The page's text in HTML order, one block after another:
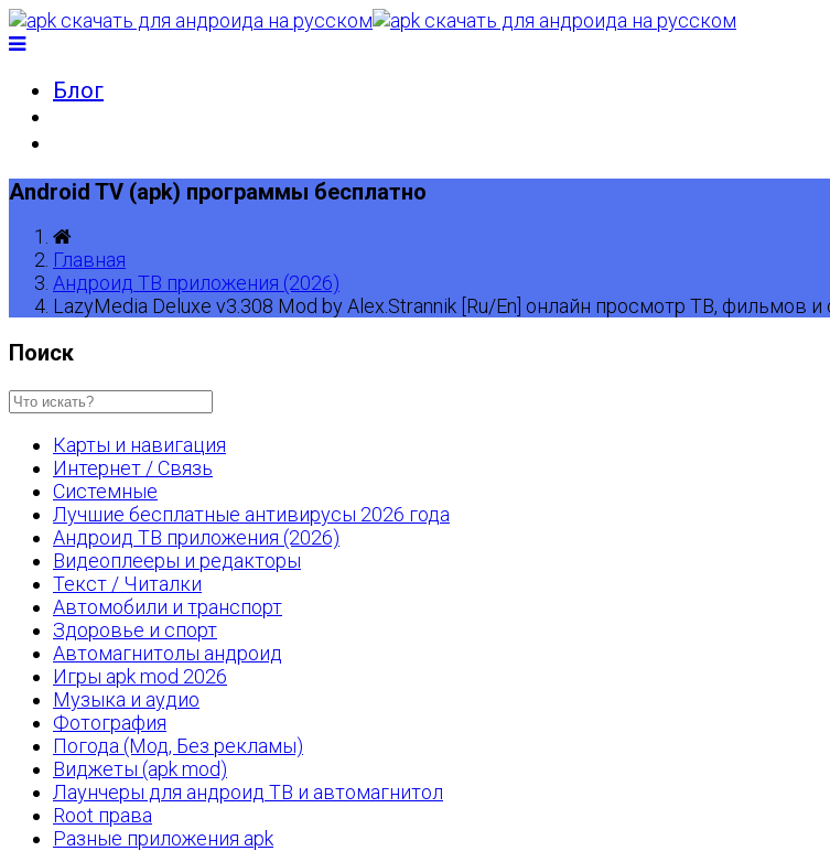
Блог
Android TV (apk) программы бесплатно
Главная
Андроид ТВ приложения (2026)
LazyMedia Deluxe v3.308 Mod by Alex.Strannik [Ru/En] онлайн просмотр ТВ, фильмов
Поиск
Карты и навигация
Интернет / Связь
Системные
Лучшие бесплатные антивирусы 2026 года
Андроид ТВ приложения (2026)
Видеоплееры и редакторы
Текст / Читалки
Автомобили и транспорт
Здоровье и спорт
Автомагнитолы андроид
Игры apk mod 2026
Музыка и аудио
Фотография
Погода (Мод, Без рекламы)
Виджеты (apk mod)
Лаунчеры для андроид ТВ и автомагнитол
Root права
Разные приложения apk